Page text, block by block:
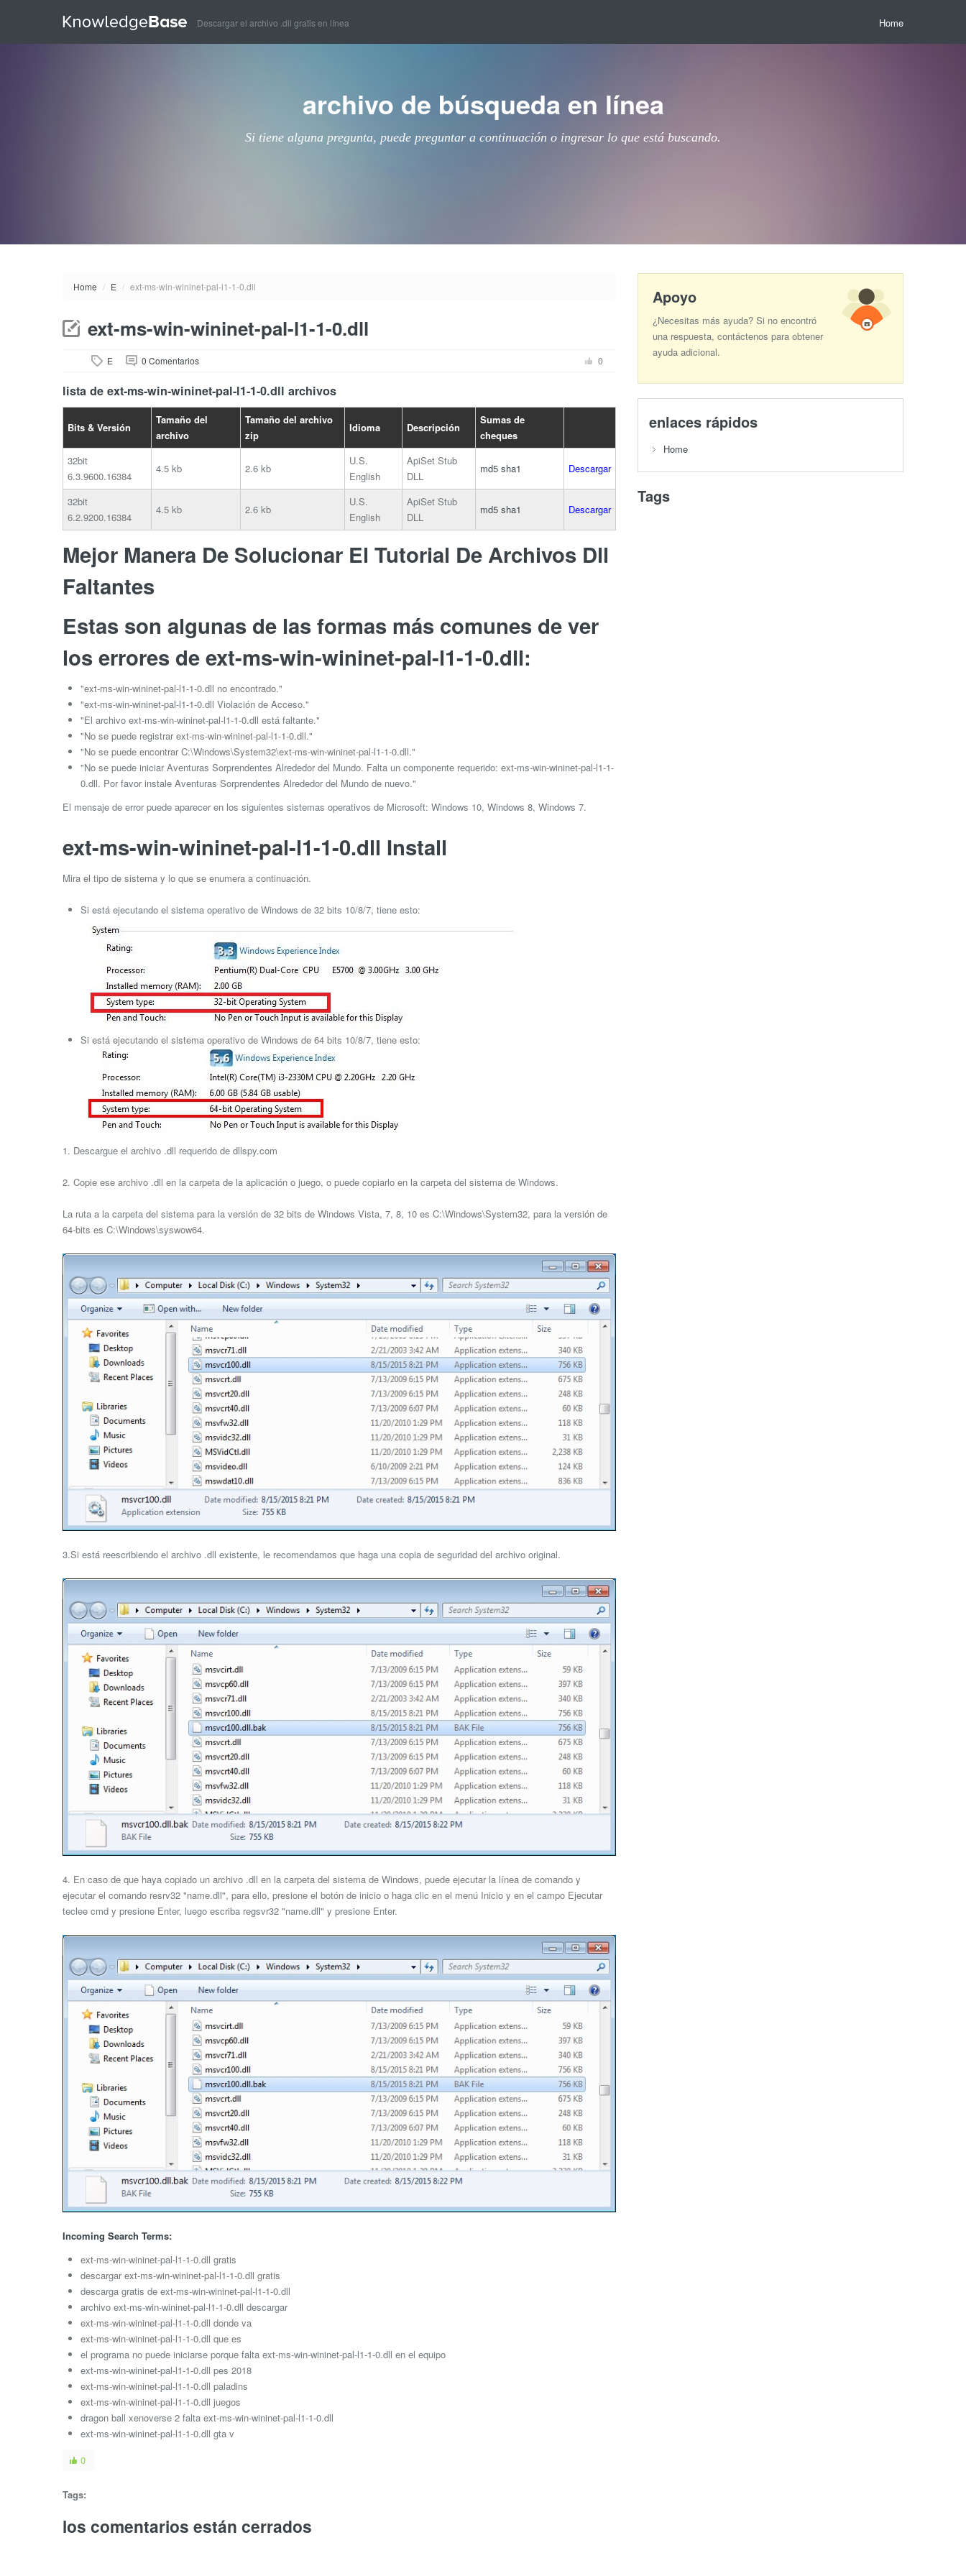
Descargar el archivo .dll gratis en línea Home
archivo de búsqueda en línea
Si tiene alguna pregunta, puede preguntar a continuación o ingresar lo que está buscando.
Home / E / ext-ms-win-wininet-pal-l1-1-0.dll
ext-ms-win-wininet-pal-l1-1-0.dll
E 0 Comentarios 0
lista de ext-ms-win-wininet-pal-l1-1-0.dll archivos
Bits & Versión
Tamaño del
archivo
Tamaño del archivo
zip
Idioma Descripción
Sumas de
cheques
32bit
6.3.9600.16384
4.5 kb 2.6 kb
U.S.
English
ApiSet Stub
DLL
md5 sha1 Descargar
32bit
6.2.9200.16384
4.5 kb 2.6 kb
U.S.
English
ApiSet Stub
DLL
md5 sha1 Descargar
Mejor Manera De Solucionar El Tutorial De Archivos Dll
Faltantes
Estas son algunas de las formas más comunes de ver
los errores de ext-ms-win-wininet-pal-l1-1-0.dll:
"ext-ms-win-wininet-pal-l1-1-0.dll no encontrado."
"ext-ms-win-wininet-pal-l1-1-0.dll Violación de Acceso."
"El archivo ext-ms-win-wininet-pal-l1-1-0.dll está faltante."
"No se puede registrar ext-ms-win-wininet-pal-l1-1-0.dll."
"No se puede encontrar C:\Windows\System32\ext-ms-win-wininet-pal-l1-1-0.dll."
"No se puede iniciar Aventuras Sorprendentes Alrededor del Mundo. Falta un componente requerido: ext-ms-win-wininet-pal-l1-1-
0.dll. Por favor instale Aventuras Sorprendentes Alrededor del Mundo de nuevo."
El mensaje de error puede aparecer en los siguientes sistemas operativos de Microsoft: Windows 10, Windows 8, Windows 7.
ext-ms-win-wininet-pal-l1-1-0.dll Install
Mira el tipo de sistema y lo que se enumera a continuación.
Si está ejecutando el sistema operativo de Windows de 32 bits 10/8/7, tiene esto:
Si está ejecutando el sistema operativo de Windows de 64 bits 10/8/7, tiene esto:
1. Descargue el archivo .dll requerido de dllspy.com
2. Copie ese archivo .dll en la carpeta de la aplicación o juego, o puede copiarlo en la carpeta del sistema de Windows.
La ruta a la carpeta del sistema para la versión de 32 bits de Windows Vista, 7, 8, 10 es C:\Windows\System32, para la versión de
64-bits es C:\Windows\syswow64.
3.Si está reescribiendo el archivo .dll existente, le recomendamos que haga una copia de seguridad del archivo original.
4. En caso de que haya copiado un archivo .dll en la carpeta del sistema de Windows, puede ejecutar la línea de comando y
ejecutar el comando resrv32 "name.dll", para ello, presione el botón de inicio o haga clic en el menú Inicio y en el campo Ejecutar
teclee cmd y presione Enter, luego escriba regsvr32 "name.dll" y presione Enter.
Incoming Search Terms:
ext-ms-win-wininet-pal-l1-1-0.dll gratis
descargar ext-ms-win-wininet-pal-l1-1-0.dll gratis
descarga gratis de ext-ms-win-wininet-pal-l1-1-0.dll
archivo ext-ms-win-wininet-pal-l1-1-0.dll descargar
ext-ms-win-wininet-pal-l1-1-0.dll donde va
ext-ms-win-wininet-pal-l1-1-0.dll que es
el programa no puede iniciarse porque falta ext-ms-win-wininet-pal-l1-1-0.dll en el equipo
ext-ms-win-wininet-pal-l1-1-0.dll pes 2018
ext-ms-win-wininet-pal-l1-1-0.dll paladins
ext-ms-win-wininet-pal-l1-1-0.dll juegos
dragon ball xenoverse 2 falta ext-ms-win-wininet-pal-l1-1-0.dll
ext-ms-win-wininet-pal-l1-1-0.dll gta v
0
Tags:
los comentarios están cerrados
Apoyo
¿Necesitas más ayuda? Si no encontró
una respuesta, contáctenos para obtener
ayuda adicional.
enlaces rápidos
Home
Tags